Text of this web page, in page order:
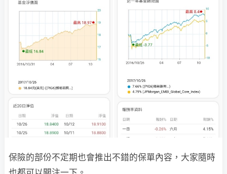
保險的部份不定期也會推出不錯的保單內容，大家隨時